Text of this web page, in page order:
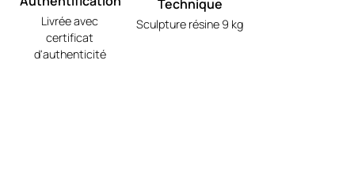
Livrée avec
certificat
d'authenticité
Technique
Sculpture résine 9 kg